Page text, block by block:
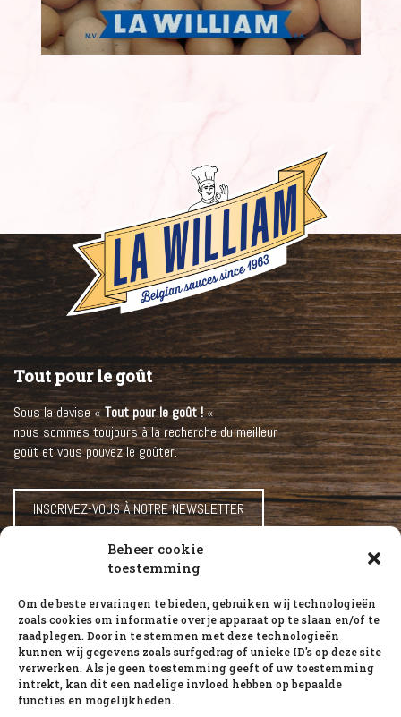
Beheer cookie
toestemming
Om de beste ervaringen te bieden, gebruiken wij technologieën
zoals cookies om informatie over je apparaat op te slaan en/of te
raadplegen. Door in te stemmen met deze technologieën
kunnen wij gegevens zoals surfgedrag of unieke ID's op deze site
verwerken. Als je geen toestemming geeft of uw toestemming
intrekt, kan dit een nadelige invloed hebben op bepaalde
functies en mogelijkheden.
Tout pour le goût
Sous la devise «Tout pour le goût !«
nous sommes toujours à la recherche du meilleur
goût et vous pouvez le goûter.
INSCRIVEZ-VOUS À NOTRE NEWSLETTER
NOS SAUCES
NOTRE HISTOIRE
RECETTES
CAREER
POUR LES